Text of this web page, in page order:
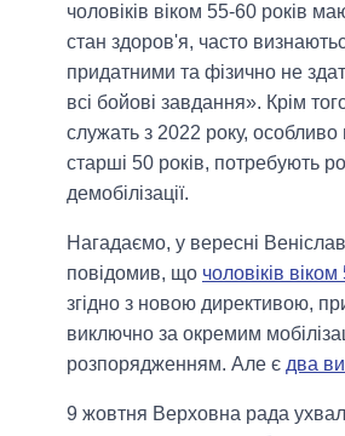
чоловіків віком 55-60 років
стан здоров'я, часто
придатними та фізично не
всі бойові завдання». Крім
служать з 2022 року, особливо
старші 50 років, потребують
демобілізації.
Нагадаємо, у вересні
повідомив, що чоловіків
згідно з новою директивою,
виключно за окремим
розпорядженням. Але є два
9 жовтня Верховна рада